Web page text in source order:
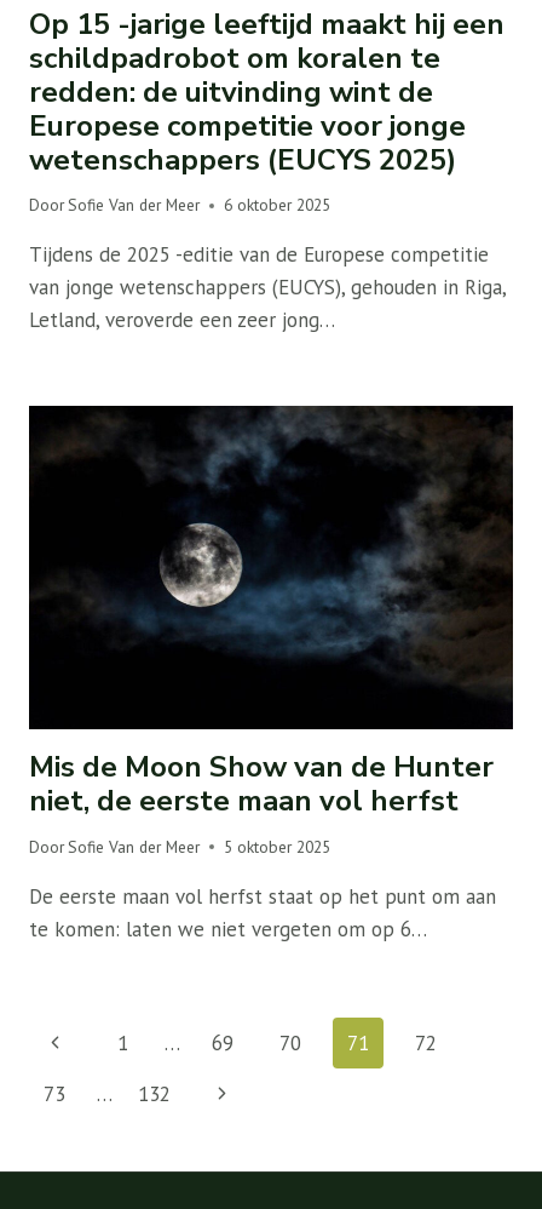
Op 15 -jarige leeftijd maakt hij een
schildpadrobot om koralen te
redden: de uitvinding wint de
Europese competitie voor jonge
wetenschappers (EUCYS 2025)
DoorSofie Van der Meer 6 oktober 2025
Tijdens de 2025 -editie van de Europese competitie
van jonge wetenschappers (EUCYS), gehouden in Riga,
Letland, veroverde een zeer jong…
Mis de Moon Show van de Hunter
niet, de eerste maan vol herfst
DoorSofie Van der Meer 5 oktober 2025
De eerste maan vol herfst staat op het punt om aan
te komen: laten we niet vergeten om op 6…
Paginanavigatie
Vorige
pagina
1 … 69 70 71
72
73
… 132
Volgende